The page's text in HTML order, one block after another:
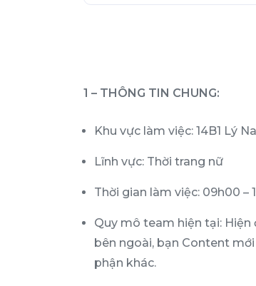
1 – THÔNG TIN CHUNG:
Khu vực làm việc: 14B1 Lý
Lĩnh vực: Thời trang nữ
Thời gian làm việc: 09h00 –
Quy mô team hiện tại: Hiện
bên ngoài, bạn Content
phận khác.